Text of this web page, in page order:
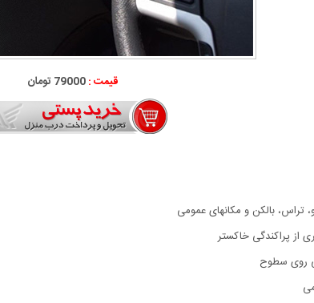
قیمت :79000 تومان
بالکن و مکانهای عمومی
از پراکندگی خاکستر
روی سطوح